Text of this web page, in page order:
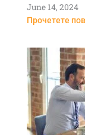
June 14, 2024
Прочетете